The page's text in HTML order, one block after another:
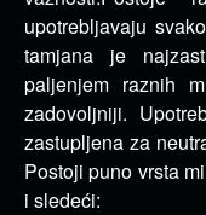
upotrebljavaju
tamjana je
paljenjem raznih
zadovoljniji.
zastupljena za
Postoji puno vrsta
i sledeći: